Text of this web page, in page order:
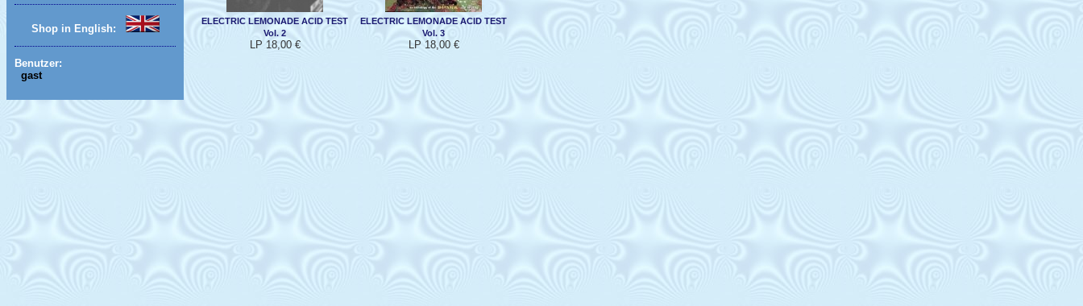
Shop in English:
Benutzer:
gast
ELECTRIC LEMONADE ACID TEST
Vol. 2
LP 18,00 €
ELECTRIC LEMONADE ACID TEST
Vol. 3
LP 18,00 €